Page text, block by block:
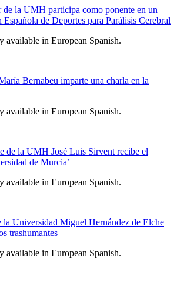
la UMH participa como ponente en un
Española de Deportes para Parálisis Cerebral
available in European Spanish.
Bernabeu imparte una charla en la
available in European Spanish.
de la UMH José Luis Sirvent recibe el
de Murcia’
available in European Spanish.
la Universidad Miguel Hernández de Elche
trashumantes
available in European Spanish.